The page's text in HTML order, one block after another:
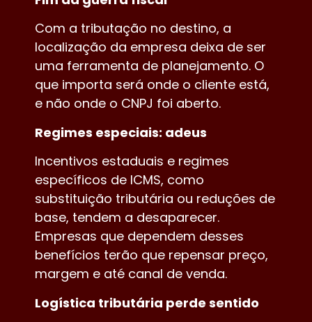
Com a tributação no destino, a
localização da empresa deixa de ser
uma ferramenta de planejamento. O
que importa será onde o cliente está,
e não onde o CNPJ foi aberto.
Regimes especiais: adeus
Incentivos estaduais e regimes
específicos de ICMS, como
substituição tributária ou reduções de
base, tendem a desaparecer.
Empresas que dependem desses
benefícios terão que repensar preço,
margem e até canal de venda.
Logística tributária perde sentido